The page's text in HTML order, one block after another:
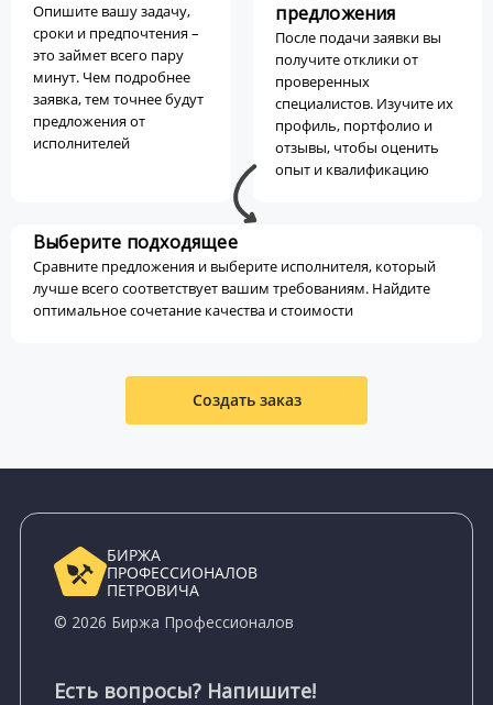
Опишите вашу задачу,
сроки и предпочтения –
это займет всего пару
минут. Чем подробнее
заявка, тем точнее будут
предложения от
исполнителей
предложения
После подачи заявки вы
получите отклики от
проверенных
специалистов. Изучите их
профиль, портфолио и
отзывы, чтобы оценить
опыт и квалификацию
Выберите подходящее
Сравните предложения и выберите исполнителя, который
лучше всего соответствует вашим требованиям. Найдите
оптимальное сочетание качества и стоимости
Создать заказ
БИРЖА
ПРОФЕССИОНАЛОВ
ПЕТРОВИЧА
© 2026 Биржа Профессионалов
Есть вопросы? Напишите!